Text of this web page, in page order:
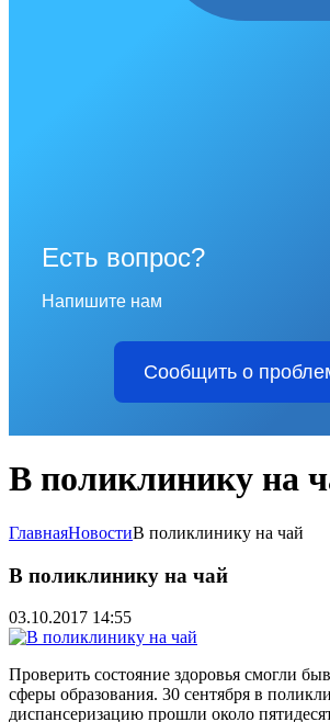
Есть вопрос?
Напишите нам
Сообщить о
В поликлинику на
ГлавнаяНовостиВ поликлинику на чай
В поликлинику на чай
03.10.2017 14:55
Проверить состояние здоровья смогли
сферы образования. 30 сентября в
диспансеризацию прошли около